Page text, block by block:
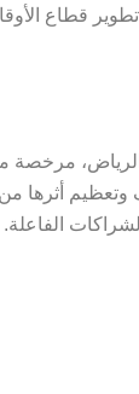
قطاع
مرخصة
وتعظيم أثرها
الفاعلة.